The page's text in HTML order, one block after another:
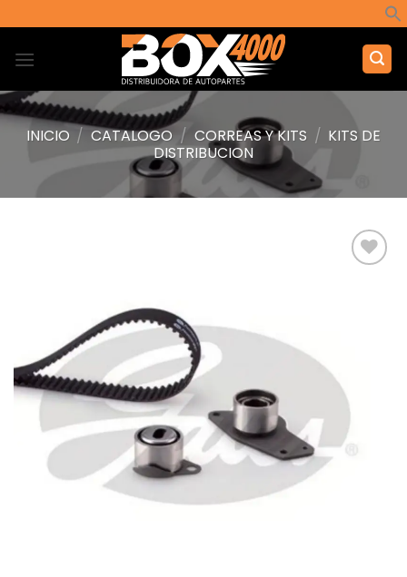
al
contenido
INICIO / CATALOGO / CORREAS Y KITS / KITS DE
DISTRIBUCION